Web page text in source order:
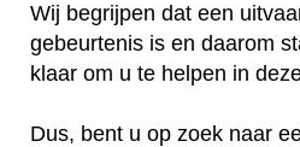
Wij begrijpen dat een
gebeurtenis is en daarom
klaar om u te helpen in
Dus, bent u op zoek naar